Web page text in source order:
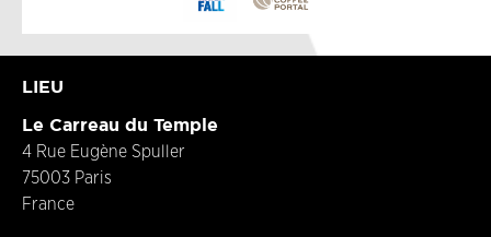
LIEU
Le Carreau du Temple
4 Rue Eugène Spuller
75003 Paris
France